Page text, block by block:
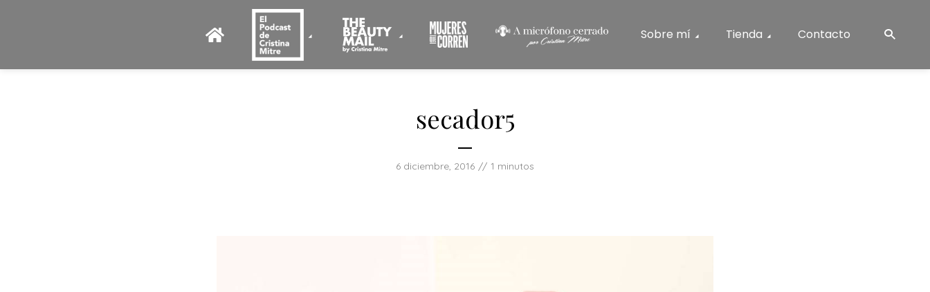
Sobre mí Tienda Contacto
secador5
6 diciembre, 2016 1 minutos